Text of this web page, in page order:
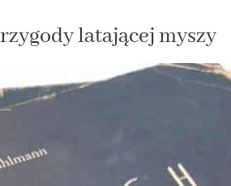
latającej myszy